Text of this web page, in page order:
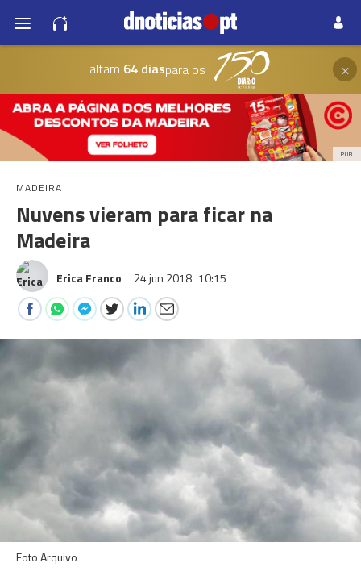
Faltam 64 diaspara os ×
PUB
MADEIRA
Nuvens vieram para ficar na
Madeira
Erica Franco 24 jun 2018 10:15
Foto Arquivo